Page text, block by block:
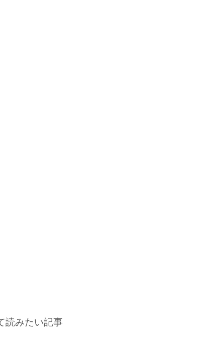
読みたい記事